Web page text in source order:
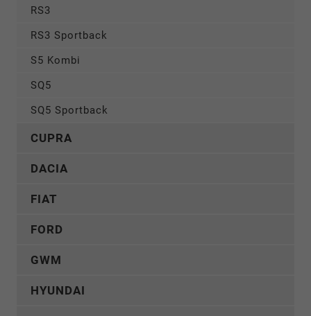
RS3
RS3 Sportback
S5 Kombi
SQ5
SQ5 Sportback
CUPRA
DACIA
FIAT
FORD
GWM
HYUNDAI